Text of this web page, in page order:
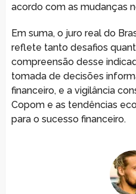
acordo com as mudanças
Em suma, o juro real do
reflete tanto desafios
compreensão desse
tomada de decisões
financeiro, e a vigilância
Copom e as tendências
para o sucesso financeiro.